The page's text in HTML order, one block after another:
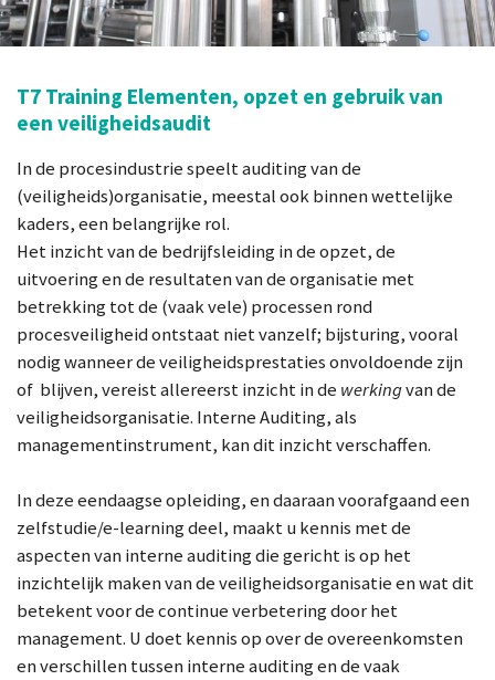
T7 Training Elementen, opzet en gebruik van
een veiligheidsaudit
In de procesindustrie speelt auditing van de
(veiligheids)organisatie, meestal ook binnen wettelijke
kaders, een belangrijke rol.
Het inzicht van de bedrijfsleiding in de opzet, de
uitvoering en de resultaten van de organisatie met
betrekking tot de (vaak vele) processen rond
procesveiligheid ontstaat niet vanzelf; bijsturing, vooral
nodig wanneer de veiligheidsprestaties onvoldoende zijn
of blijven, vereist allereerst inzicht in de werkingvan de
veiligheidsorganisatie. Interne Auditing, als
managementinstrument, kan dit inzicht verschaffen.
In deze eendaagse opleiding, en daaraan voorafgaand een
zelfstudie/e-learning deel, maakt u kennis met de
aspecten van interne auditing die gericht is op het
inzichtelijk maken van de veiligheidsorganisatie en wat dit
betekent voor de continue verbetering door het
management. U doet kennis op over de overeenkomsten
en verschillen tussen interne auditing en de vaak